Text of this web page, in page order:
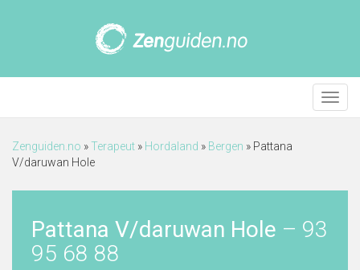
Meny
Zenguiden.no »Terapeut » Hordaland » Bergen » Pattana
V/daruwan Hole
Pattana V/daruwan Hole – 93
95 68 88